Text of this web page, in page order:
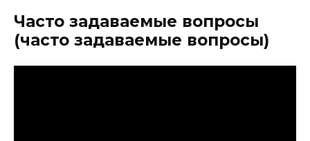
Часто задаваемые вопросы
(часто задаваемые вопросы)